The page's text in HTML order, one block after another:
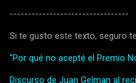
---------------------------------
Si te gusto este texto, seguro
"Por qué no acepté el Premio
Discurso de Juan Gelman al